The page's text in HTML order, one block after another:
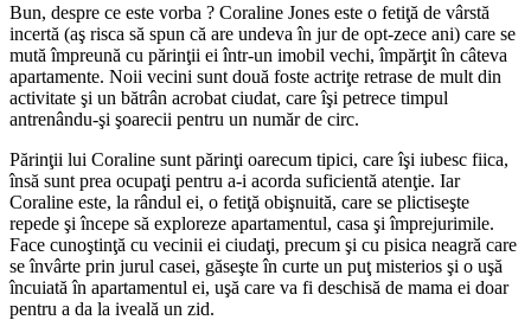
Bun, despre ce este vorba ? Coraline Jones este o fetiţă de vârstă
incertă (aş risca să spun că are undeva în jur de opt-zece ani) care se
mută împreună cu părinţii ei într-un imobil vechi, împărţit în câteva
apartamente. Noii vecini sunt două foste actriţe retrase de mult din
activitate şi un bătrân acrobat ciudat, care îşi petrece timpul
antrenându-şi şoarecii pentru un număr de circ.
Părinţii lui Coraline sunt părinţi oarecum tipici, care îşi iubesc fiica,
însă sunt prea ocupaţi pentru a-i acorda suficientă atenţie. Iar
Coraline este, la rândul ei, o fetiţă obişnuită, care se plictiseşte
repede şi începe să exploreze apartamentul, casa şi împrejurimile.
Face cunoştinţă cu vecinii ei ciudaţi, precum şi cu pisica neagră care
se învârte prin jurul casei, găseşte în curte un puţ misterios şi o uşă
încuiată în apartamentul ei, uşă care va fi deschisă de mama ei doar
pentru a da la iveală un zid.